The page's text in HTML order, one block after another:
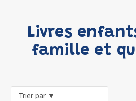
Livres
famille et